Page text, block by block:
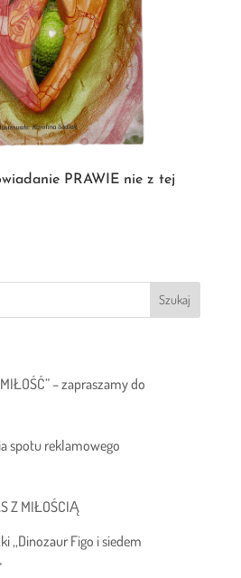
PRAWIE nie z tej
– zapraszamy do
spotu reklamowego
Z MIŁOŚCIĄ
,,Dinozaur Figo i siedem